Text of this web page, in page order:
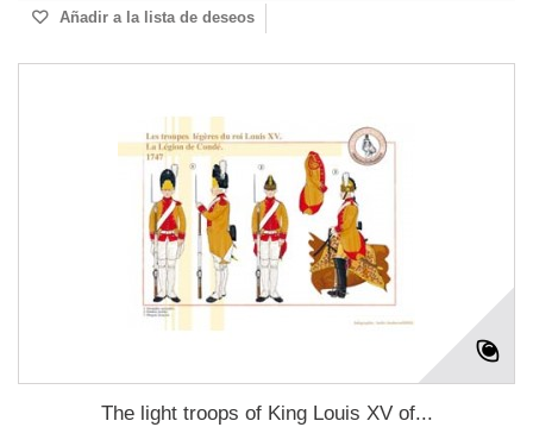
Añadir a la lista de deseos
The light troops of King Louis XV of...